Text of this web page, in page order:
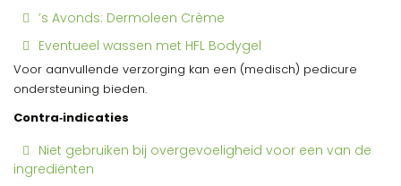
’s Avonds: Dermoleen Crème
Eventueel wassen met HFL Bodygel
Voor aanvullende verzorging kan een (medisch) pedicure
ondersteuning bieden.
Contra‑indicaties
Niet gebruiken bij overgevoeligheid voor een van de
ingrediënten